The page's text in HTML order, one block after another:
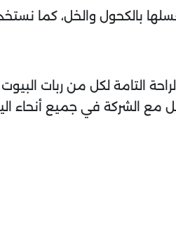
بالكحول والخل، كما
التامة لكل من ربات
مع الشركة في جميع أنحاء